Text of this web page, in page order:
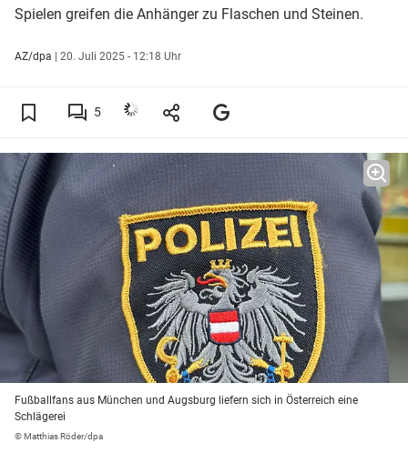
Spielen greifen die Anhänger zu Flaschen und Steinen.
AZ/dpa | 20. Juli 2025 - 12:18 Uhr
5
Fußballfans aus München und Augsburg liefern sich in Österreich eine
Schlägerei
© Matthias Röder/dpa